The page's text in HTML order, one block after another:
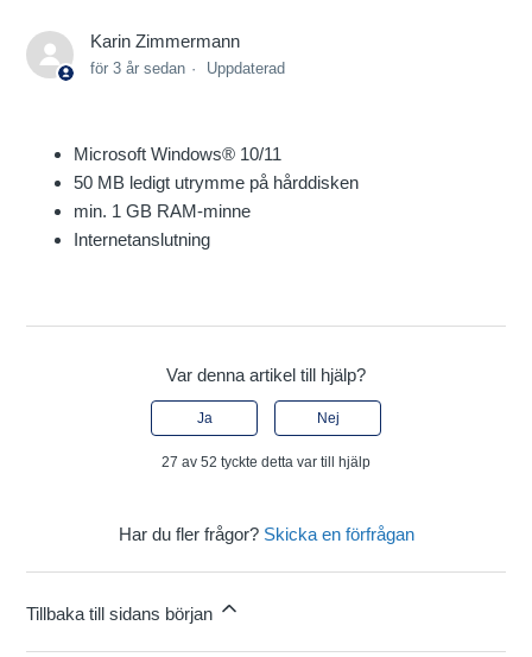
Karin Zimmermann
för 3 år sedan Uppdaterad
Microsoft Windows® 10/11
50 MB ledigt utrymme på hårddisken
min. 1 GB RAM-minne
Internetanslutning
Var denna artikel till hjälp?
Ja Nej
27 av 52 tyckte detta var till hjälp
Har du fler frågor? Skicka en förfrågan
Tillbaka till sidans början